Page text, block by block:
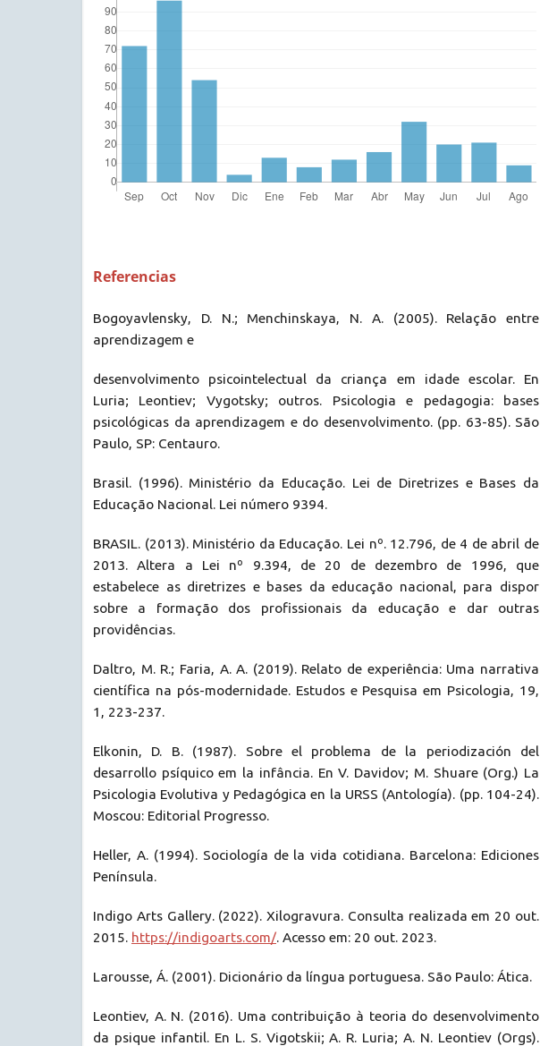
Referencias
Bogoyavlensky, D. N.; Menchinskaya, N. A. (2005). Relação entre
aprendizagem e
desenvolvimento psicointelectual da criança em idade escolar. En
Luria; Leontiev; Vygotsky; outros. Psicologia e pedagogia: bases
psicológicas da aprendizagem e do desenvolvimento. (pp. 63-85). São
Paulo, SP: Centauro.
Brasil. (1996). Ministério da Educação. Lei de Diretrizes e Bases da
Educação Nacional. Lei número 9394.
BRASIL. (2013). Ministério da Educação. Lei nº. 12.796, de 4 de abril de
2013. Altera a Lei nº 9.394, de 20 de dezembro de 1996, que
estabelece as diretrizes e bases da educação nacional, para dispor
sobre a formação dos profissionais da educação e dar outras
providências.
Daltro, M. R.; Faria, A. A. (2019). Relato de experiência: Uma narrativa
científica na pós-modernidade. Estudos e Pesquisa em Psicologia, 19,
1, 223-237.
Elkonin, D. B. (1987). Sobre el problema de la periodización del
desarrollo psíquico em la infância. En V. Davidov; M. Shuare (Org.) La
Psicologia Evolutiva y Pedagógica en la URSS (Antología). (pp. 104-24).
Moscou: Editorial Progresso.
Heller, A. (1994). Sociología de la vida cotidiana. Barcelona: Ediciones
Península.
Indigo Arts Gallery. (2022). Xilogravura. Consulta realizada em 20 out.
2015. https://indigoarts.com/. Acesso em: 20 out. 2023.
Larousse, Á. (2001). Dicionário da língua portuguesa. São Paulo: Ática.
Leontiev, A. N. (2016). Uma contribuição à teoria do desenvolvimento
da psique infantil. En L. S. Vigotskii; A. R. Luria; A. N. Leontiev (Orgs).